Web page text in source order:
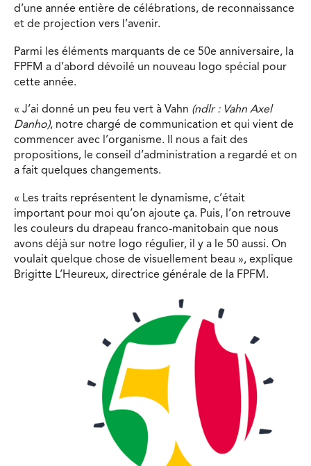
d’une année entière de célébrations, de reconnaissance
et de projection vers l’avenir.
Parmi les éléments marquants de ce 50e anniversaire, la
FPFM a d’abord dévoilé un nouveau logo spécial pour
cette année.
« J’ai donné un peu feu vert à Vahn (ndlr : Vahn Axel
Danho), notre chargé de communication et qui vient de
commencer avec l’organisme. Il nous a fait des
propositions, le conseil d’administration a regardé et on
a fait quelques changements.
« Les traits représentent le dynamisme, c’était
important pour moi qu’on ajoute ça. Puis, l’on retrouve
les couleurs du drapeau franco-manitobain que nous
avons déjà sur notre logo régulier, il y a le 50 aussi. On
voulait quelque chose de visuellement beau », explique
Brigitte L’Heureux, directrice générale de la FPFM.